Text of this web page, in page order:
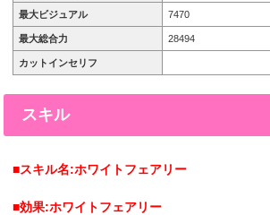
最大ビジュアル 7470
最大総合力 28494
カットインセリフ
スキル
■スキル名:ホワイトフェアリー
■効果:ホワイトフェアリー